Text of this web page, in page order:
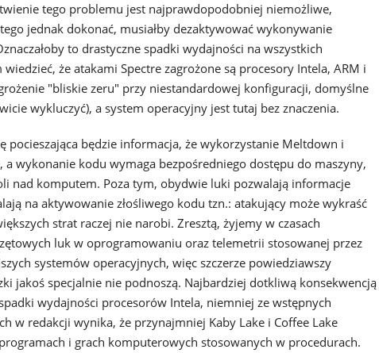
tego problemu jest najprawdopodobniej niemożliwe,
jednak dokonać, musiałby dezaktywować wykonywanie
to drastyczne spadki wydajności na wszystkich
że atakami Spectre zagrożone są procesory Intela, ARM i
"bliskie zeru" przy niestandardowej konfiguracji, domyślne
wykluczyć), a system operacyjny jest tutaj bez znaczenia.
pocieszająca będzie informacja, że wykorzystanie Meltdown i
a wykonanie kodu wymaga bezpośredniego dostępu do maszyny,
nad komputem. Poza tym, obydwie luki pozwalają informacje
na aktywowanie złośliwego kodu tzn.: atakujący może wykraść
strat raczej nie narobi. Zresztą, żyjemy w czasach
luk w oprogramowaniu oraz telemetrii stosowanej przez
systemów operacyjnych, więc szczerze powiedziawszy
jakoś specjalnie nie podnoszą. Najbardziej dotkliwą konsekwencją
wydajności procesorów Intela, niemniej ze wstępnych
w redakcji wynika, że przynajmniej Kaby Lake i Coffee Lake
i grach komputerowych stosowanych w procedurach.